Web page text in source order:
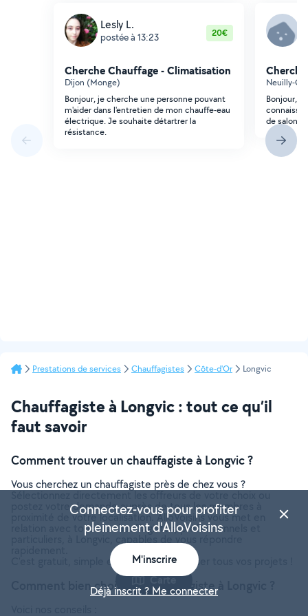
Lesly L.
postée à 13:23 20€
Cherche Chauffage - Climatisation
Dijon (Monge)
Bonjour, je cherche une personne pouvant
m'aider dans l'entretien de mon chauffe-eau
électrique. Je souhaite détartrer la
résistance.
Neuilly-
Bonjour,
de salon
Prestations de services Chauffagistes Côte-d'Or Longvic
Chauffagiste à Longvic : tout ce qu’il
faut savoir
Comment trouver un chauffagiste à Longvic ?
Vous cherchez un chauffagiste près de chez vous ?
postez votre demande auprès de tous les membres à
proximité de votre localisation. AlloVoisins vous met en
relation avec tous les chauffagistes, professionnels et
particuliers, à Longvic, capables de vous répondre
C’est gratuit, simple et rapide pour réaliser tous vos projets !
Comment bien choisir un chauffagiste à Longvic ?
Carte
Connectez-vous pour profiter
pleinement d'AlloVoisins
M'inscrire
Déjà inscrit ? Me connecter